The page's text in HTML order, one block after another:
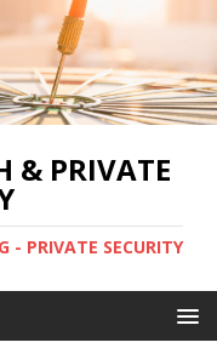
& PRIVATE
- PRIVATE SECURITY